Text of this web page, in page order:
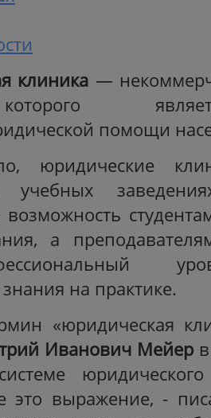
клиника —
помощи
юридические
возможность
а
на практике.
«юридическая
Иванович Мейер
это выражение, -